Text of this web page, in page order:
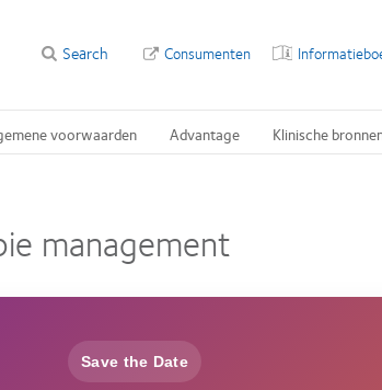
Consumenten
Search
voorwaarden Advantage Klinische
management
Save the Date